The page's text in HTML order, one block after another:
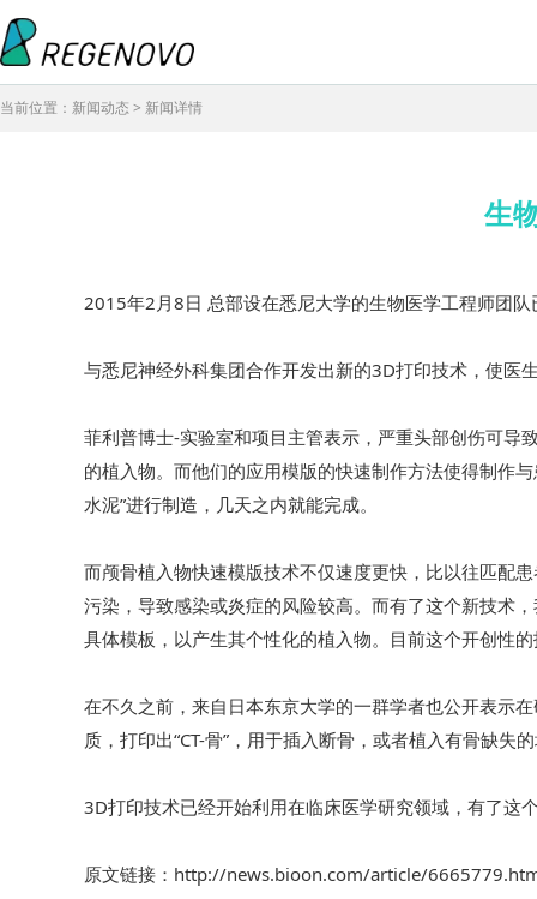
当前位置：新闻动态 > 新闻详情
生
2015年2月8日 总部设在悉尼大学的生物医学工程师团
与悉尼神经外科集团合作开发出新的3D打印技术，使医
菲利普博士-实验室和项目主管表示，严重头部创伤可导
的植入物。而他们的应用模版的快速制作方法使得制作
水泥”进行制造，几天之内就能完成。
而颅骨植入物快速模版技术不仅速度更快，比以往匹配
污染，导致感染或炎症的风险较高。而有了这个新技术
具体模板，以产生其个性化的植入物。目前这个开创性
在不久之前，来自日本东京大学的一群学者也公开表示
质，打印出“CT-骨”，用于插入断骨，或者植入有骨缺失
3D打印技术已经开始利用在临床医学研究领域，有了这
原文链接：http://news.bioon.com/article/